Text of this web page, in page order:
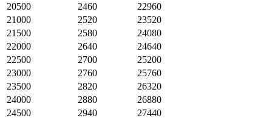
20500
2460
22960
21000
2520
23520
21500
2580
24080
22000
2640
24640
22500
2700
25200
23000
2760
25760
23500
2820
26320
24000
2880
26880
24500
2940
27440